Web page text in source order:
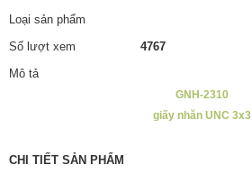
Loại sản phẩm
Số lượt xem
4767
Mô tả
GNH-2310
giấy nhăn UNC 3x3
CHI TIẾT SẢN PHẨM